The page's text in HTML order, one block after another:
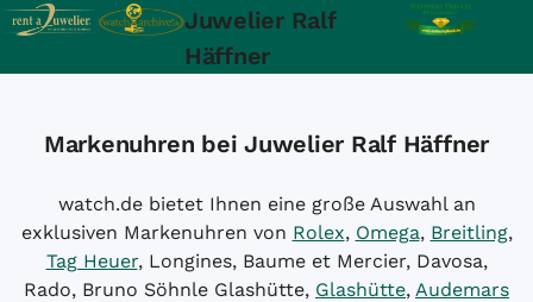
Juwelier Ralf
Häffner
Markenuhren bei Juwelier Ralf Häffner
watch.de bietet Ihnen eine große Auswahl an
exklusiven Markenuhren von Rolex, Omega, Breitling,
Tag Heuer, Longines, Baume et Mercier, Davosa,
Rado, Bruno Söhnle Glashütte, Glashütte, Audemars